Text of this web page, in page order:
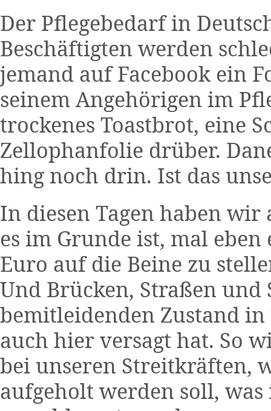
Der Pflegebedarf in
Beschäftigten werden
jemand auf Facebook ein
seinem Angehörigen im
trockenes Toastbrot, eine
Zellophanfolie drüber.
hing noch drin. Ist das
In diesen Tagen haben
es im Grunde ist, mal
Euro auf die Beine zu
Und Brücken, Straßen
bemitleidenden Zustand
auch hier versagt hat. So
bei unseren Streitkräften,
aufgeholt werden soll,